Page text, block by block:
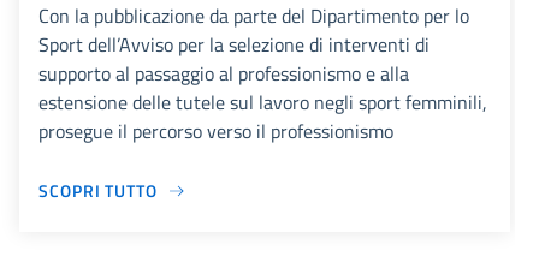
Con la pubblicazione da parte del Dipartimento per lo
Sport dell’Avviso per la selezione di interventi di
supporto al passaggio al professionismo e alla
estensione delle tutele sul lavoro negli sport femminili,
prosegue il percorso verso il professionismo
SCOPRI TUTTO